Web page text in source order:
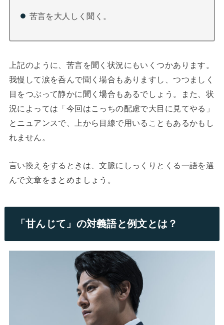
苦言を大人しく聞く。
上記のように、苦言を聞く状況にもいくつかあります。
我慢して涙を呑んで聞く場合もありますし、つつましく
目をつぶって静かに聞く場合もあるでしょう。また、状
況によっては「今回はこっちの配慮で大目に見てやる」
とニュアンスで、上から目線で用いることもあるかもし
れません。
言い換えをするときは、文脈にしっくりとくる一語を選
んで文章をまとめましょう。
「甘んじて」の対義語と例文とは？